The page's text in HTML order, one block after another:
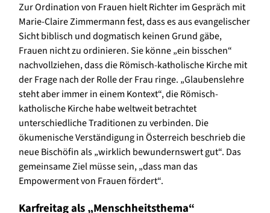
Zur Ordination von Frauen hielt Richter im Gespräch mit
Marie-Claire Zimmermann fest, dass es aus evangelischer
Sicht biblisch und dogmatisch keinen Grund gäbe,
Frauen nicht zu ordinieren. Sie könne „ein bisschen“
nachvollziehen, dass die Römisch-katholische Kirche mit
der Frage nach der Rolle der Frau ringe. „Glaubenslehre
steht aber immer in einem Kontext“, die Römisch-
katholische Kirche habe weltweit betrachtet
unterschiedliche Traditionen zu verbinden. Die
ökumenische Verständigung in Österreich beschrieb die
neue Bischöfin als „wirklich bewundernswert gut“. Das
gemeinsame Ziel müsse sein, „dass man das
Empowerment von Frauen fördert“.
Karfreitag als „Menschheitsthema“